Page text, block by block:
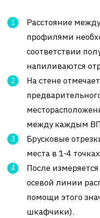
Расстояние
профилями
соответствии
напиливаются
На стене
между каждым
Брусковые
места в 1-4
После
осевой линии
помощи этого
шкафчики).